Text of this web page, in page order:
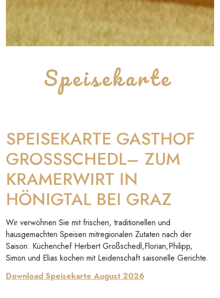
Speisekarte
SPEISEKARTE GASTHOF
GROSSSCHEDL– ZUM
KRAMERWIRT IN
HÖNIGTAL BEI GRAZ
Wir verwöhnen Sie mit frischen, traditionellen und
hausgemachten Speisen mitregionalen Zutaten nach der
Saison. Küchenchef Herbert Großschedl,Florian,Philipp,
Simon und Elias kochen mit Leidenschaft saisonelle Gerichte.
Download Speisekarte August 2026